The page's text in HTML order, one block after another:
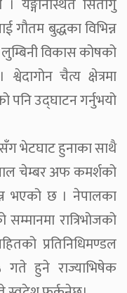
यङ्गोनस्थित सितागु
गौतम बुद्धका विभिन्न
लुम्बिनी विकास कोषको
चैत्य क्षेत्रमा
पनि उद्घाटन गर्नुभयो
भेटघाट हुनाका साथै
चेम्बर अफ कमर्शको
भएको छ । नेपालका
सम्मानमा रात्रिभोजको
प्रतिनिधिमण्डल
गते हुने राज्याभिषेक